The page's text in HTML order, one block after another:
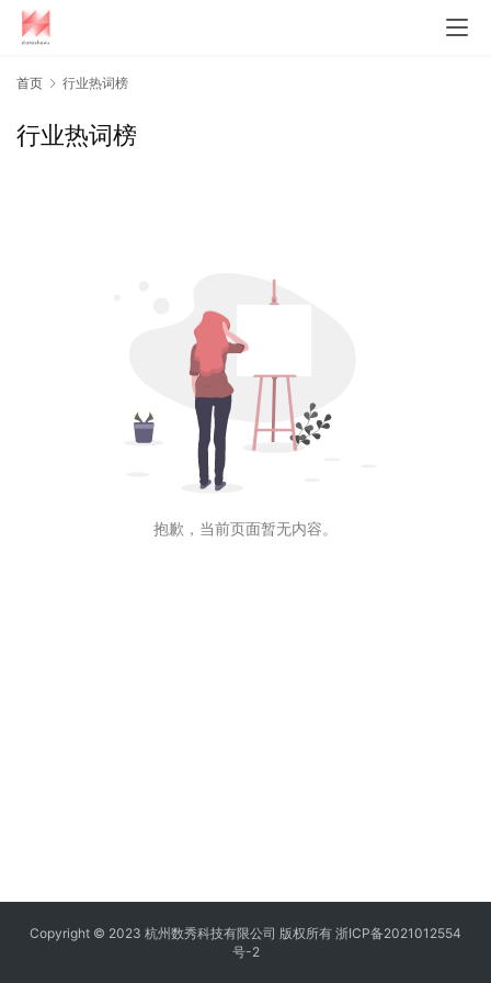
首页 行业热词榜
行业热词榜
抱歉，当前页面暂无内容。
Copyright © 2023 杭州数秀科技有限公司 版权所有 浙ICP备2021012554
号-2